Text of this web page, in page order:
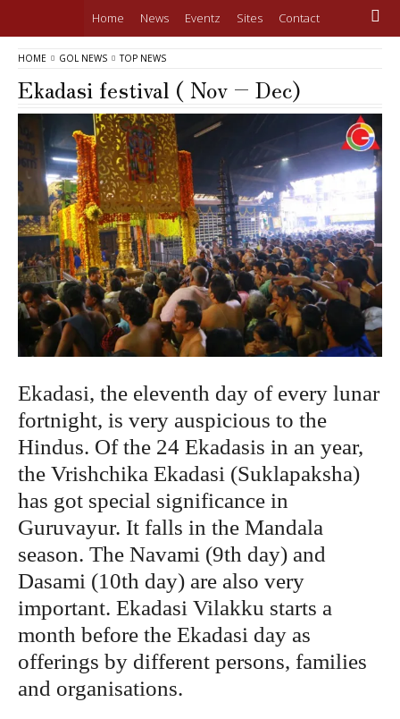
Home News Eventz Sites Contact
HOME GOL NEWS TOP NEWS
Ekadasi festival ( Nov – Dec)
Ekadasi, the eleventh day of every lunar
fortnight, is very auspicious to the
Hindus. Of the 24 Ekadasis in an year,
the Vrishchika Ekadasi (Suklapaksha)
has got special significance in
Guruvayur. It falls in the Mandala
season. The Navami (9th day) and
Dasami (10th day) are also very
important. Ekadasi Vilakku starts a
month before the Ekadasi day as
offerings by different persons, families
and organisations.